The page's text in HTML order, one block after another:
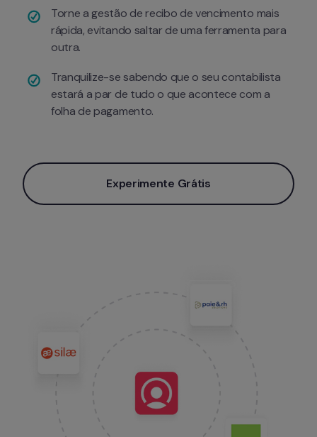
Torne a gestão de recibo de vencimento mais
rápida, evitando saltar de uma ferramenta para
outra.
Tranquilize-se sabendo que o seu contabilista
estará a par de tudo o que acontece com a
folha de pagamento.
Experimente Grátis